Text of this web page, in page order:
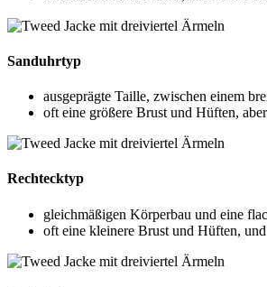
Sanduhrtyp
ausgeprägte Taille, zwischen einem
oft eine größere Brust und Hüften,
Rechtecktyp
gleichmäßigen Körperbau und eine
oft eine kleinere Brust und Hüften,